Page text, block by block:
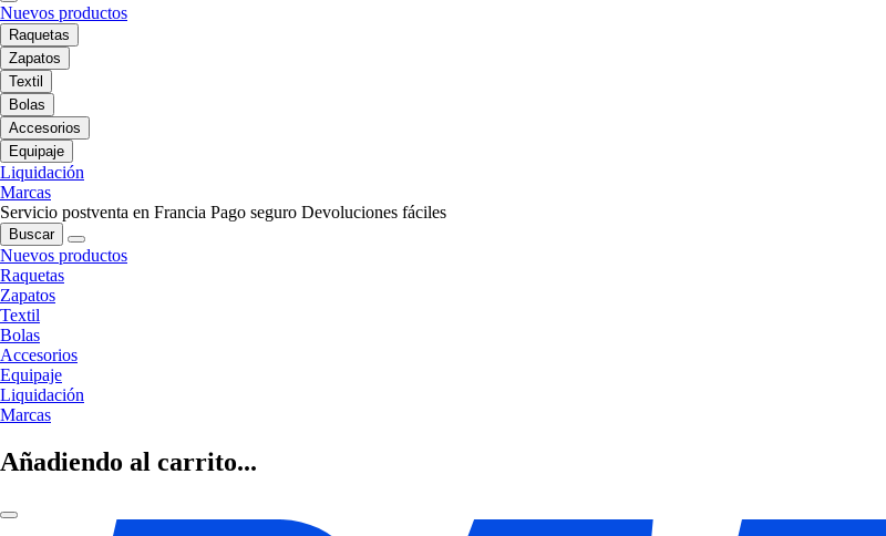
Nuevos productos
Raquetas
Zapatos
Textil
Bolas
Accesorios
Equipaje
Liquidación
Marcas
Servicio postventa en Francia Pago seguro Devoluciones fáciles
Buscar
Nuevos productos
Raquetas
Zapatos
Textil
Bolas
Accesorios
Equipaje
Liquidación
Marcas
Añadiendo al carrito...